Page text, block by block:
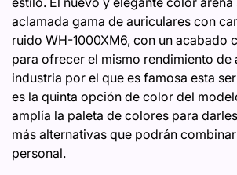
aclamada gama de auriculares con
ruido WH-1000XM6, con un acabado
para ofrecer el mismo rendimiento de
industria por el que es famosa esta
es la quinta opción de color del
amplía la paleta de colores para
más alternativas que podrán
personal.